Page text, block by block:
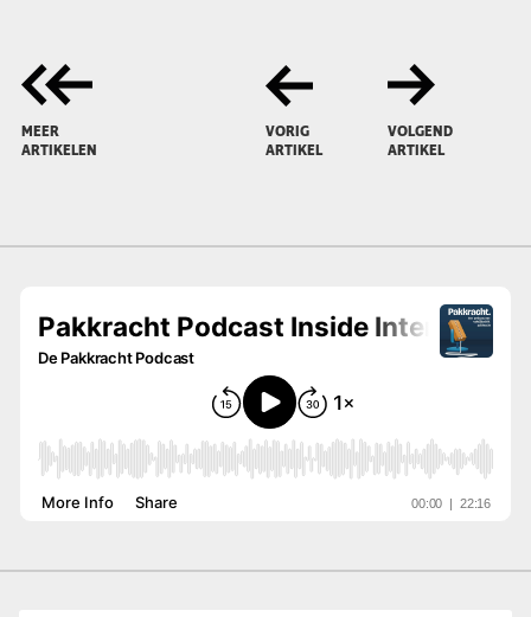
MEER
ARTIKELEN
VORIG
ARTIKEL
VOLGEND
ARTIKEL